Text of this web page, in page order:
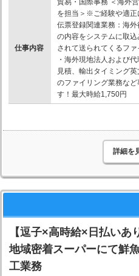
仕事内容
貿易・国際事務 ＜海外
を担当＞※ご経験や適正
伝票登録関連業務：海
の内容をシステムに取
されて送られてくるファ
・海外現地法人および
見積、輸出タイミング
のファイリング業務な
す！最大時給1,750円
詳細を
【逗子×高時給×日払いあ
地域密着スーパーにて鮮
工業務